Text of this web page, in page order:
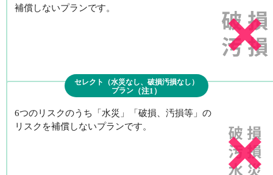
補償しないプランです。
プランの詳細を見る
セレクト（水災なし、破損汚損なし）
プラン （注1）
6つのリスクのうち「水災」「破損、汚損等」の
リスクを補償しないプランです。